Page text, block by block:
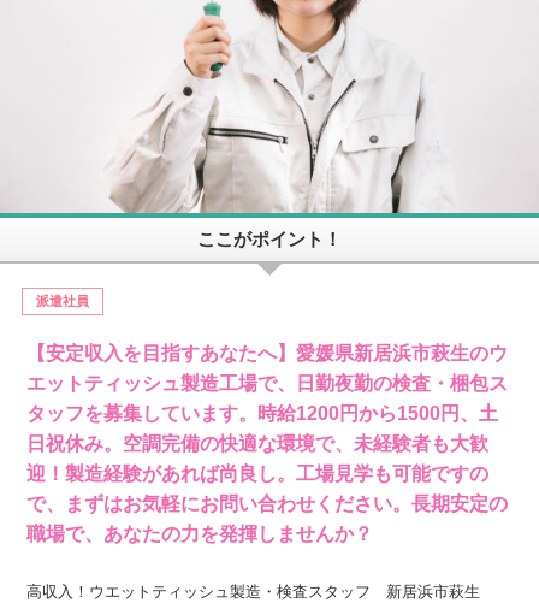
ここがポイント！
派遣社員
【安定収入を目指すあなたへ】愛媛県新居浜市萩生のウ
エットティッシュ製造工場で、日勤夜勤の検査・梱包ス
タッフを募集しています。時給1200円から1500円、土
日祝休み。空調完備の快適な環境で、未経験者も大歓
迎！製造経験があれば尚良し。工場見学も可能ですの
で、まずはお気軽にお問い合わせください。長期安定の
職場で、あなたの力を発揮しませんか？
高収入！ウエットティッシュ製造・検査スタッフ 新居浜市萩生